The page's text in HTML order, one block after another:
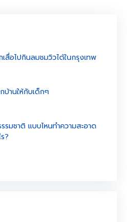
สื่อไปกินลมชมวิวได้ในกรุงเทพ
บ้านให้กับเด็กๆ
มชาติ แบบไหนทำความสะอาด
?